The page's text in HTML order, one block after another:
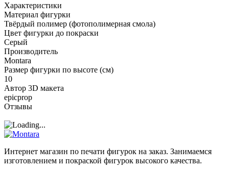
Характеристики
Материал фигурки
Твёрдый полимер (фотополимерная смола)
Цвет фигурки до покраски
Серый
Производитель
Montara
Размер фигурки по высоте (см)
10
Автор 3D макета
epicprop
Отзывы
Интернет магазин по печати фигурок на заказ. Занимаемся
изготовлением и покраской фигурок высокого качества.